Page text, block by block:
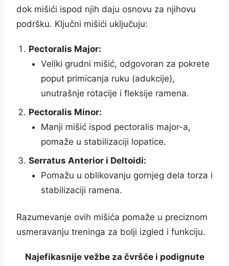
dok mišići ispod njih daju osnovu za njihovu
podršku. Ključni mišići uključuju:
Pectoralis Major:
Veliki grudni mišić, odgovoran za pokrete
poput primicanja ruku (adukcije),
unutrašnje rotacije i fleksije ramena.
Pectoralis Minor:
Manji mišić ispod pectoralis major-a,
pomaže u stabilizaciji lopatice.
Serratus Anterior i Deltoidi:
Pomažu u oblikovanju gornjeg dela torza i
stabilizaciji ramena.
Razumevanje ovih mišića pomaže u preciznom
usmeravanju treninga za bolji izgled i funkciju.
Najefikasnije vežbe za čvršće i podignute